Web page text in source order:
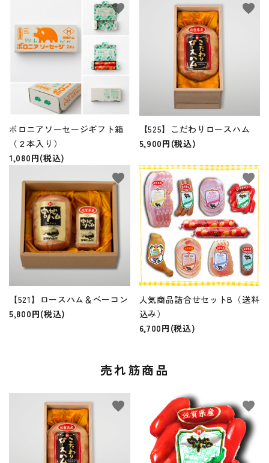
ボロニアソーセージギフト箱
（２本入り）
1,080円(税込)
favorite
【525】こだわりロースハム
5,900円(税込)
favorite
【521】ロースハム＆ベーコン
5,800円(税込)
favorite
人気商品詰合せセットB（送料
込み）
6,700円(税込)
favorite
売れ筋商品
favorite favorite